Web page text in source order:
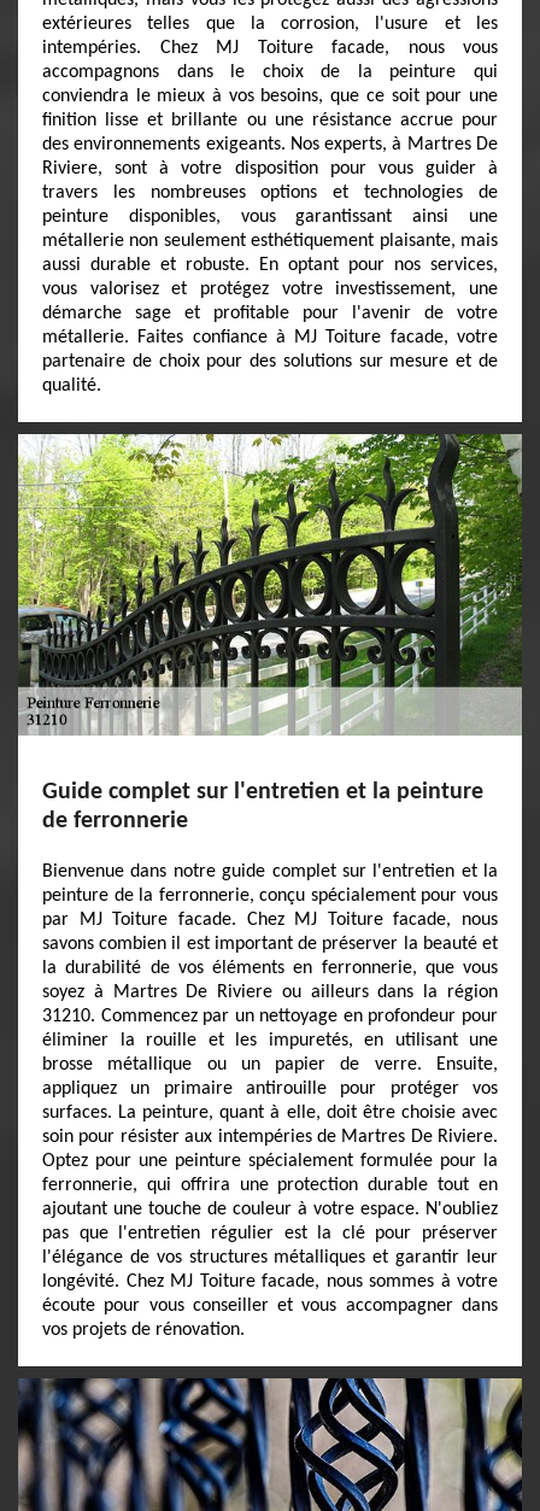
extérieures telles que la corrosion, l'usure et les
intempéries. Chez MJ Toiture facade, nous vous
accompagnons dans le choix de la peinture qui
conviendra le mieux à vos besoins, que ce soit pour une
finition lisse et brillante ou une résistance accrue pour
des environnements exigeants. Nos experts, à Martres De
Riviere, sont à votre disposition pour vous guider à
travers les nombreuses options et technologies de
peinture disponibles, vous garantissant ainsi une
métallerie non seulement esthétiquement plaisante, mais
aussi durable et robuste. En optant pour nos services,
vous valorisez et protégez votre investissement, une
démarche sage et profitable pour l'avenir de votre
métallerie. Faites confiance à MJ Toiture facade, votre
partenaire de choix pour des solutions sur mesure et de
qualité.
Guide complet sur l'entretien et la peinture
de ferronnerie
Bienvenue dans notre guide complet sur l'entretien et la
peinture de la ferronnerie, conçu spécialement pour vous
par MJ Toiture facade. Chez MJ Toiture facade, nous
savons combien il est important de préserver la beauté et
la durabilité de vos éléments en ferronnerie, que vous
soyez à Martres De Riviere ou ailleurs dans la région
31210. Commencez par un nettoyage en profondeur pour
éliminer la rouille et les impuretés, en utilisant une
brosse métallique ou un papier de verre. Ensuite,
appliquez un primaire antirouille pour protéger vos
surfaces. La peinture, quant à elle, doit être choisie avec
soin pour résister aux intempéries de Martres De Riviere.
Optez pour une peinture spécialement formulée pour la
ferronnerie, qui offrira une protection durable tout en
ajoutant une touche de couleur à votre espace. N'oubliez
pas que l'entretien régulier est la clé pour préserver
l'élégance de vos structures métalliques et garantir leur
longévité. Chez MJ Toiture facade, nous sommes à votre
écoute pour vous conseiller et vous accompagner dans
vos projets de rénovation.